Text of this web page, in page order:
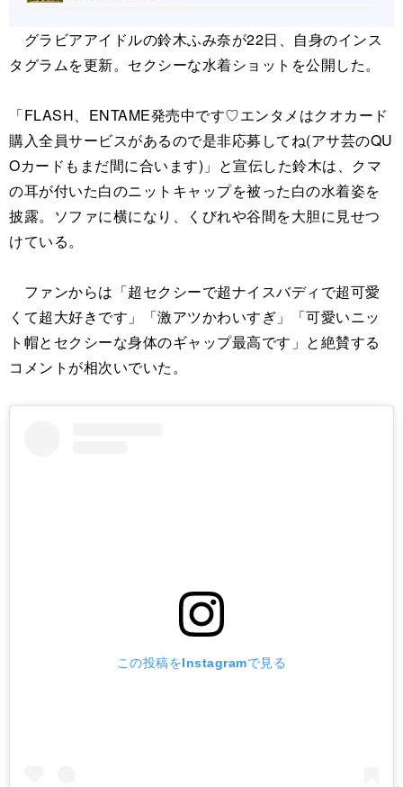
グラビアアイドルの鈴木ふみ奈が22日、自身のインス
タグラムを更新。セクシーな水着ショットを公開した。
「FLASH、ENTAME発売中です♡エンタメはクオカード
購入全員サービスがあるので是非応募してね(アサ芸のQU
Oカードもまだ間に合います)」と宣伝した鈴木は、クマ
の耳が付いた白のニットキャップを被った白の水着姿を
披露。ソファに横になり、くびれや谷間を大胆に見せつ
けている。
ファンからは「超セクシーで超ナイスバディで超可愛
くて超大好きです」「激アツかわいすぎ」「可愛いニッ
ト帽とセクシーな身体のギャップ最高です」と絶賛する
コメントが相次いでいた。
この投稿をInstagramで見る